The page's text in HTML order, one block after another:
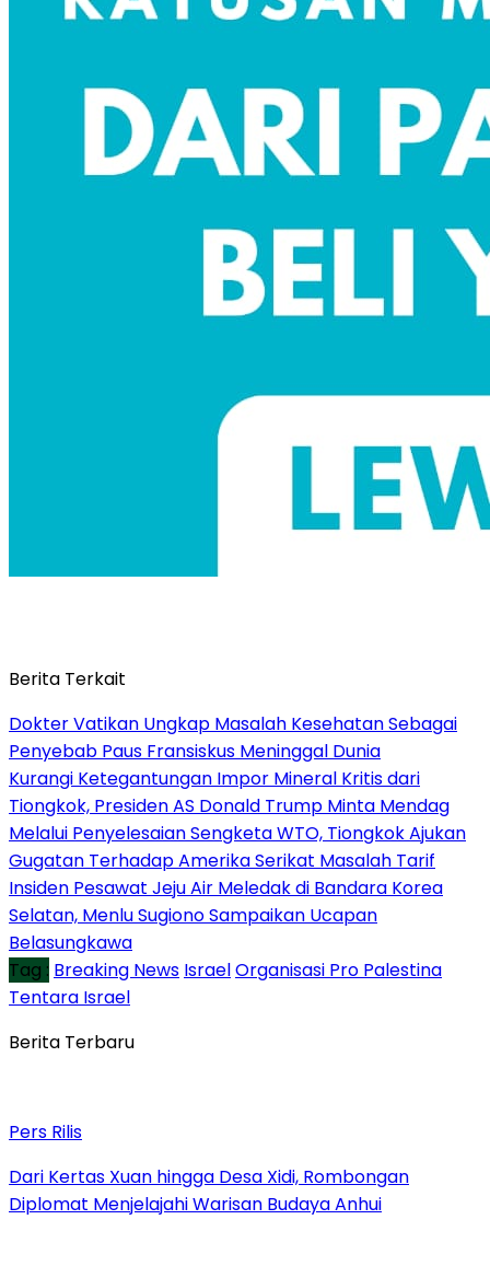
Berita Terkait
Dokter Vatikan Ungkap Masalah Kesehatan Sebagai
Penyebab Paus Fransiskus Meninggal Dunia
Kurangi Ketegantungan Impor Mineral Kritis dari
Tiongkok, Presiden AS Donald Trump Minta Mendag
Melalui Penyelesaian Sengketa WTO, Tiongkok Ajukan
Gugatan Terhadap Amerika Serikat Masalah Tarif
Insiden Pesawat Jeju Air Meledak di Bandara Korea
Selatan, Menlu Sugiono Sampaikan Ucapan
Belasungkawa
Tag : Breaking News IsraelOrganisasi Pro Palestina
Tentara Israel
Berita Terbaru
Pers Rilis
Dari Kertas Xuan hingga Desa Xidi, Rombongan
Diplomat Menjelajahi Warisan Budaya Anhui